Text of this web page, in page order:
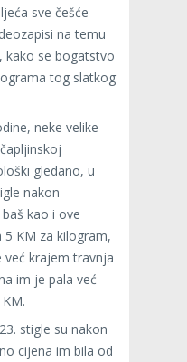
sve češće
na temu
kako se bogatstvo
tog slatkog
neke velike
gledano, u
nakon
kao i ove
5 KM za kilogram,
već krajem travnja
im je pala već
stigle su nakon
cijena im bila od